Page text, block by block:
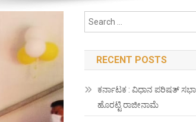
RECENT POSTS
ಕರ್ನಾಟಕ : ವಿಧಾನ ಪರಿಷತ್
ಹೊರಟ್ಟಿ ರಾಜೀನಾಮೆ